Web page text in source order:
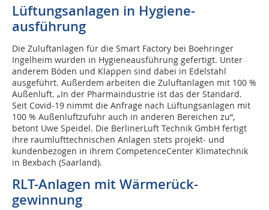
Lüftungsanlagen in Hygiene­
ausführung
Die Zuluftanlagen für die Smart Factory bei Boehringer
Ingelheim wurden in Hygieneausführung gefertigt. Unter
anderem Böden und Klappen sind dabei in Edelstahl
ausgeführt. Außerdem arbeiten die Zuluftanlagen mit 100 %
Außenluft. „In der Pharmaindustrie ist das der Standard.
Seit Covid-19 nimmt die Anfrage nach Lüftungsanlagen mit
100 % Außenluftzufuhr auch in anderen Bereichen zu“,
betont Uwe Speidel. Die BerlinerLuft Technik GmbH fertigt
ihre raumlufttechnischen Anlagen stets projekt- und
kundenbezogen in ihrem CompetenceCenter Klimatechnik
in Bexbach (Saarland).
RLT-Anlagen mit Wärmerück-
ge­winnung